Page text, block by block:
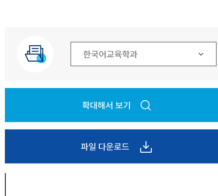
확대해서 보기
파일 다운로드